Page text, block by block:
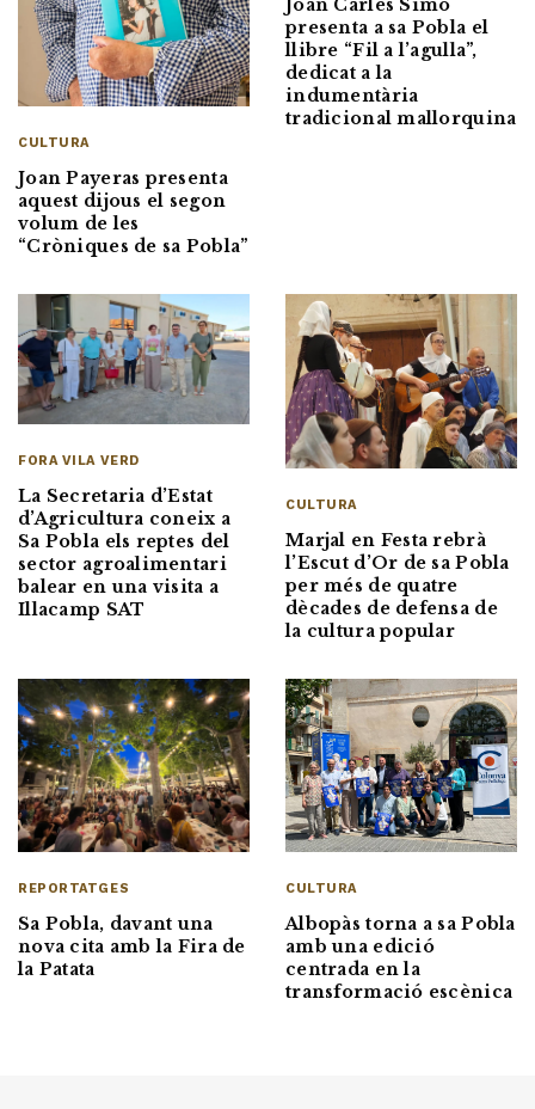
CULTURA
Joan Payeras presenta
aquest dijous el segon
volum de les
“Cròniques de sa Pobla”
Joan Carles Simó
presenta a sa Pobla el
llibre “Fil a l’agulla”,
dedicat a la
indumentària
tradicional mallorquina
FORA VILA VERD
La Secretaria d’Estat
d’Agricultura coneix a
Sa Pobla els reptes del
sector agroalimentari
balear en una visita a
Illacamp SAT
CULTURA
Marjal en Festa rebrà
l’Escut d’Or de sa Pobla
per més de quatre
dècades de defensa de
la cultura popular
REPORTATGES
Sa Pobla, davant una
nova cita amb la Fira de
la Patata
CULTURA
Albopàs torna a sa Pobla
amb una edició
centrada en la
transformació escènica